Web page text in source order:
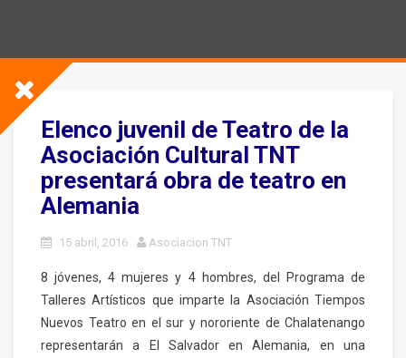
Elenco juvenil de Teatro de la
Asociación Cultural TNT
presentará obra de teatro en
Alemania
15 abril, 2016 Asociacion TNT
8 jóvenes, 4 mujeres y 4 hombres, del Programa de
Talleres Artísticos que imparte la Asociación Tiempos
Nuevos Teatro en el sur y nororiente de Chalatenango
representarán a El Salvador en Alemania, en una